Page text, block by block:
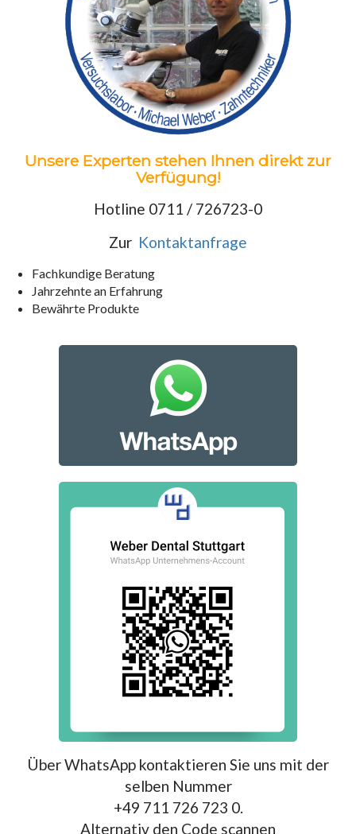
Unsere Experten stehen Ihnen direkt zur
Verfügung!
Hotline 0711 / 726723-0
Zur Kontaktanfrage
Fachkundige Beratung
Jahrzehnte an Erfahrung
Bewährte Produkte
Über WhatsApp kontaktieren Sie uns mit der
selben Nummer
+49 711 726 723 0.
Alternativ den Code scannen